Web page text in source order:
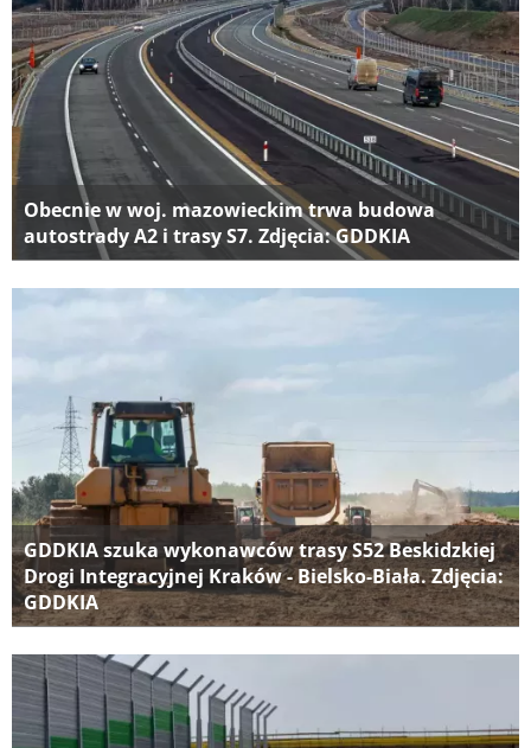
Obecnie w woj. mazowieckim trwa budowa
autostrady A2 i trasy S7. Zdjęcia: GDDKIA
GDDKIA szuka wykonawców trasy S52 Beskidzkiej
Drogi Integracyjnej Kraków - Bielsko-Biała. Zdjęcia:
GDDKIA